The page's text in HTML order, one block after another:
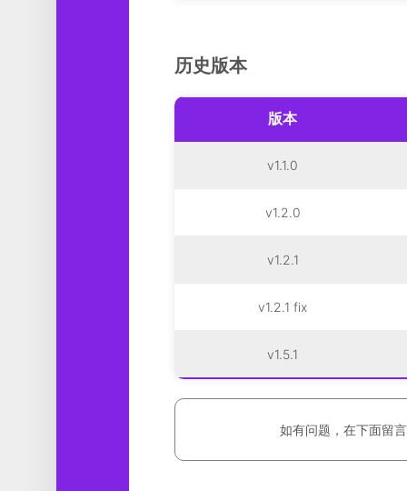
历史版本
版本
v1.1.0
v1.2.0
v1.2.1
v1.2.1 fix
v1.5.1
如有问题，在下面留